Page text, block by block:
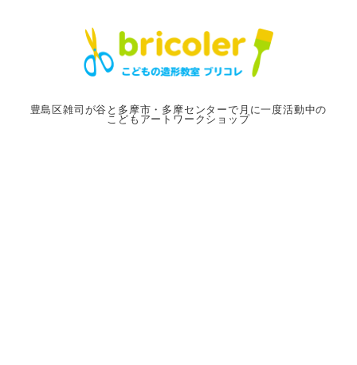
豊島区雑司が谷と多摩市・多摩センターで月に一度活動中の
こどもアートワークショップ